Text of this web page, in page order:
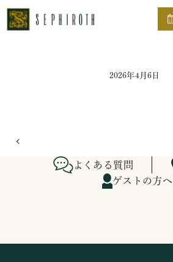
ホーム
2026年4月6日
よくある質問
ゲストの方へ